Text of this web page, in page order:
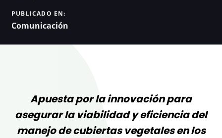
PUBLICADO EN:
Comunicación
Apuesta por la innovación para
asegurar la viabilidad y eficiencia del
manejo de cubiertas vegetales en los